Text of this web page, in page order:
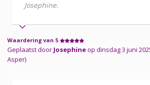
Josephine.
Waardering van 5
Geplaatst door Josephineop dinsdag 3 juni
Asper)